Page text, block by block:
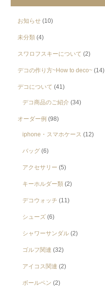
お知らせ (10)
未分類 (4)
スワロフスキーについて (2)
デコの作り方~How to deco~ (14)
デコについて (41)
デコ商品のご紹介 (34)
オーダー例 (98)
iphone・スマホケース (12)
バッグ (6)
アクセサリー (5)
キーホルダー類 (2)
デコウォッチ (11)
シューズ (6)
シャワーサンダル (2)
ゴルフ関連 (32)
アイコス関連 (2)
ボールペン (2)